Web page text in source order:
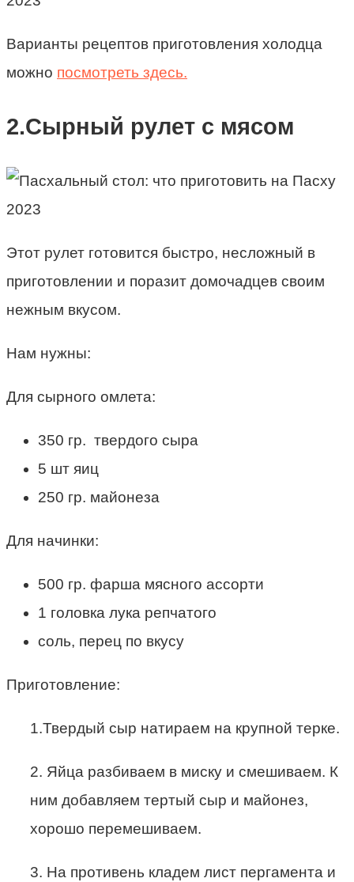
Варианты рецептов приготовления холодца
можно посмотреть здесь.
2.Сырный рулет с мясом
Этот рулет готовится быстро, несложный в
приготовлении и поразит домочадцев своим
нежным вкусом.
Нам нужны:
Для сырного омлета:
350 гр. твердого сыра
5 шт яиц
250 гр. майонеза
Для начинки:
500 гр. фарша мясного ассорти
1 головка лука репчатого
соль, перец по вкусу
Приготовление:
1.Твердый сыр натираем на крупной терке.
2. Яйца разбиваем в миску и смешиваем. К
ним добавляем тертый сыр и майонез,
хорошо перемешиваем.
3. На противень кладем лист пергамента и